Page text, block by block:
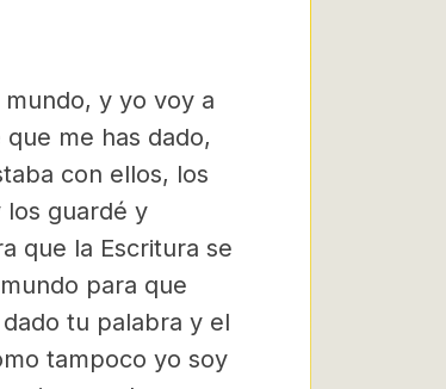
y yo voy a
me has dado,
con ellos, los
guardé y
que la Escritura se
para que
tu palabra y el
tampoco yo soy